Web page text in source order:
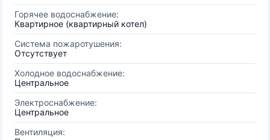
Горячее водоснабжение:
Квартирное (квартирный котел)
Система пожаротушения:
Отсутствует
Холодное водоснабжение:
Центральное
Электроснабжение:
Центральное
Вентиляция: